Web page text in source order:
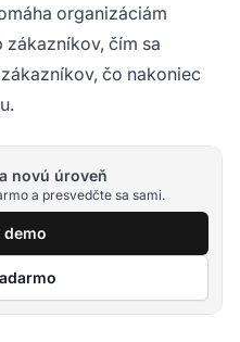
organizáciám
čím sa
čo nakoniec
novú úroveň
a presvedčte sa sami.
demo